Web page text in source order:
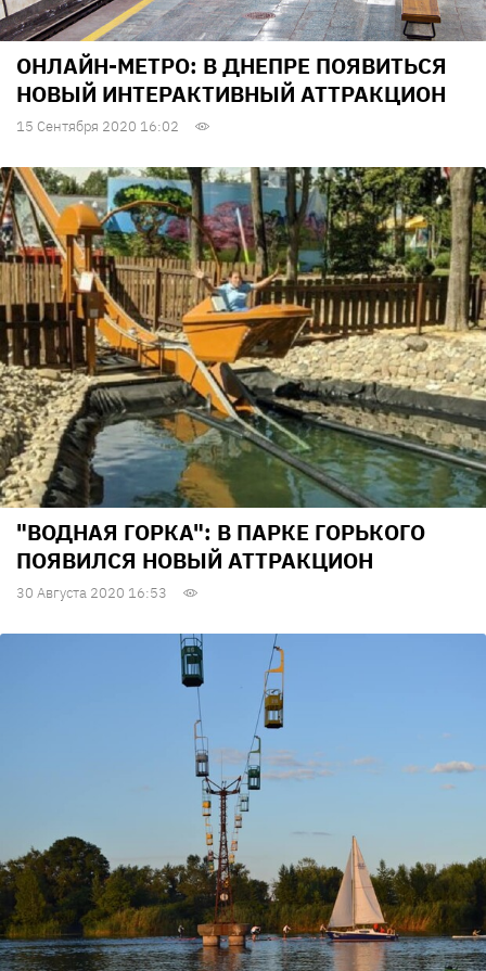
ОНЛАЙН-МЕТРО: В ДНЕПРЕ ПОЯВИТЬСЯ
НОВЫЙ ИНТЕРАКТИВНЫЙ АТТРАКЦИОН
15 Сентября 2020 16:02
"ВОДНАЯ ГОРКА": В ПАРКЕ ГОРЬКОГО
ПОЯВИЛСЯ НОВЫЙ АТТРАКЦИОН
30 Августа 2020 16:53